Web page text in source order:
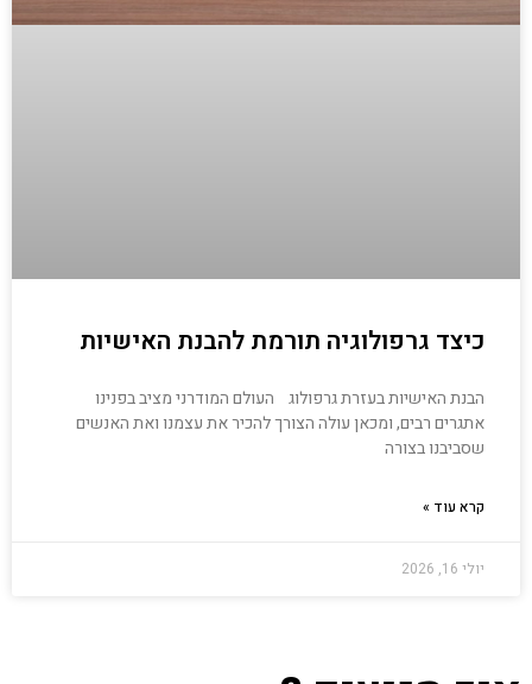
כיצד גרפולוגיה תורמת להבנת האישיות
הבנת האישיות בעזרת גרפולוג העולם המודרני מציב בפנינו
אתגרים רבים, ומכאן עולה הצורך להכיר את עצמנו ואת האנשים
שסביבנו בצורה
קרא עוד »
יולי 16, 2026